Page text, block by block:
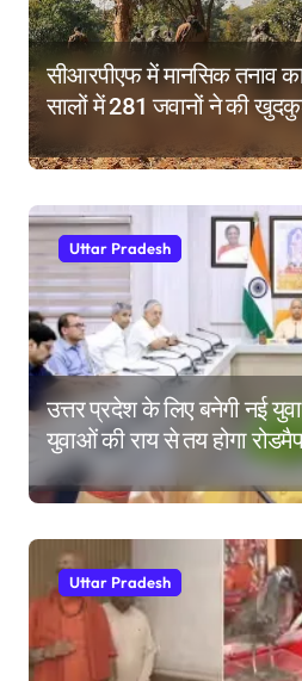
सीआरपीएफ में मानसिक तनाव
सालों में 281 जवानों ने की
Uttar Pradesh
उत्तर प्रदेश के लिए बनेगी नई युवा
युवाओं की राय से तय होगा
आयोग के गठन पर भी मंथन
Uttar Pradesh